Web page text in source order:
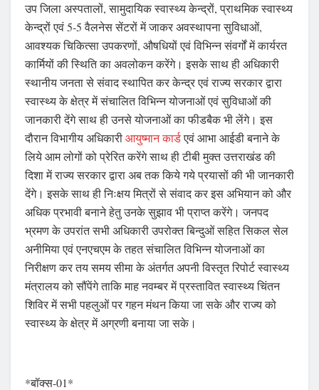
उप जिला अस्पतालों, सामुदायिक स्वास्थ्य केन्द्रों, प्राथमिक स्वास्थ्य
केन्द्रों एवं 5-5 वैलनेस सेंटरों में जाकर अवस्थापना सुविधाओं,
आवश्यक चिकित्सा उपकरणों, औषधियों एवं विभिन्न संवर्गों में कार्यरत
कार्मियों की स्थिति का अवलोकन करेंगे। इसके साथ ही अधिकारी
स्थानीय जनता से संवाद स्थापित कर केन्द्र एवं राज्य सरकार द्वारा
स्वास्थ्य के क्षेत्र में संचालित विभिन्न योजनाओं एवं सुविधाओं की
जानकारी देंगे साथ ही उनसे योजनाओं का फीडबैक भी लेंगे। इस
दौरान विभागीय अधिकारीआयुष्मान कार्डएवं आभा आईडी बनाने के
लिये आम लोगों को प्रेरित करेंगे साथ ही टीबी मुक्त उत्तराखंड की
दिशा में राज्य सरकार द्वारा अब तक किये गये प्रयासों की भी जानकारी
देंगे। इसके साथ ही निःक्षय मित्रों से संवाद कर इस अभियान को और
अधिक प्रभावी बनाने हेतु उनके सुझाव भी प्राप्त करेंगे। जनपद
भ्रमण के उपरांत सभी अधिकारी उपरोक्त बिन्दुओं सहित सिकल सेल
अनीमिया एवं एनएचएम के तहत संचालित विभिन्न योजनाओं का
निरीक्षण कर तय समय सीमा के अंतर्गत अपनी विस्तृत रिपोर्ट स्वास्थ्य
मंत्रालय को सौंपेंगे ताकि माह नवम्बर में प्रस्तावित स्वास्थ्य चिंतन
शिविर में सभी पहलुओं पर गहन मंथन किया जा सके और राज्य को
स्वास्थ्य के क्षेत्र में अग्रणी बनाया जा सके।
*बॉक्स-01*